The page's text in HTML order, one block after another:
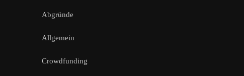
Abgründe
Allgemein
Crowdfunding